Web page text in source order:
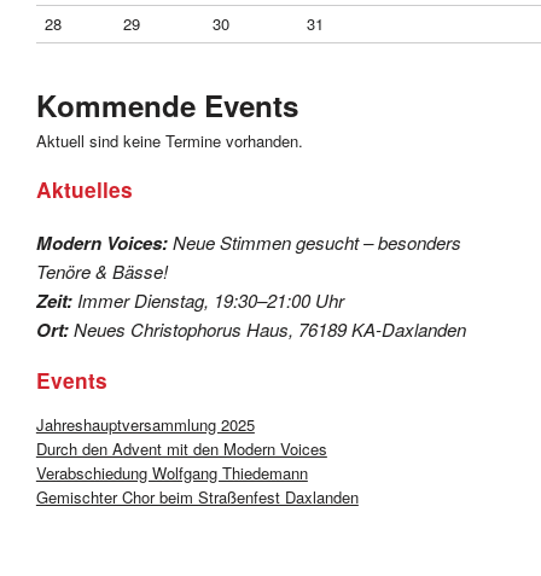
28 29 30 31
Kommende Events
Aktuell sind keine Termine vorhanden.
Aktuelles
Modern Voices:Neue Stimmen gesucht – besonders
Tenöre & Bässe!
Zeit:Immer Dienstag, 19:30–21:00 Uhr
Ort:Neues Christophorus Haus, 76189 KA-Daxlanden
Events
Jahreshauptversammlung 2025
Durch den Advent mit den Modern Voices
Verabschiedung Wolfgang Thiedemann
Gemischter Chor beim Straßenfest Daxlanden